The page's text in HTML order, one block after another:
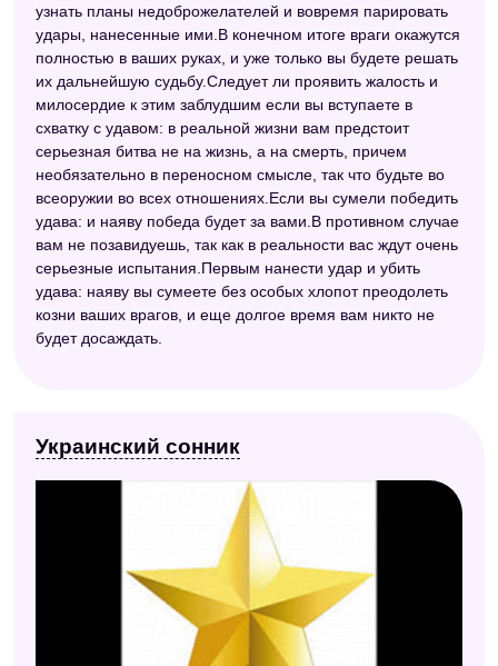
узнать планы недоброжелателей и вовремя парировать
удары, нанесенные ими.В конечном итоге враги окажутся
полностью в ваших руках, и уже только вы будете решать
их дальнейшую судьбу.Следует ли проявить жалость и
милосердие к этим заблудшим если вы вступаете в
схватку с удавом: в реальной жизни вам предстоит
серьезная битва не на жизнь, а на смерть, причем
необязательно в переносном смысле, так что будьте во
всеоружии во всех отношениях.Если вы сумели победить
удава: и наяву победа будет за вами.В противном случае
вам не позавидуешь, так как в реальности вас ждут очень
серьезные испытания.Первым нанести удар и убить
удава: наяву вы сумеете без особых хлопот преодолеть
козни ваших врагов, и еще долгое время вам никто не
будет досаждать.
Украинский сонник